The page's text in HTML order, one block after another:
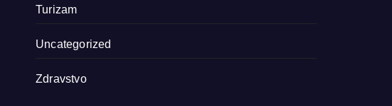
Turizam
Uncategorized
Zdravstvo